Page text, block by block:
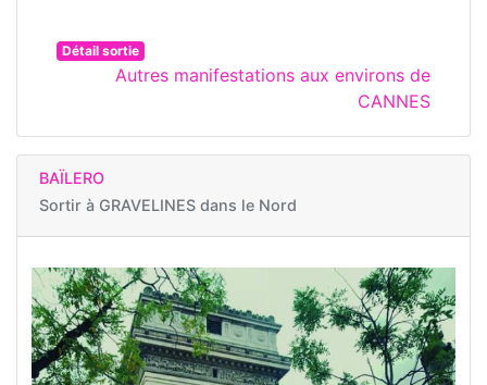
Détail sortie
Autres manifestations aux environs de
CANNES
BAÏLERO
Sortir à GRAVELINES dans le Nord